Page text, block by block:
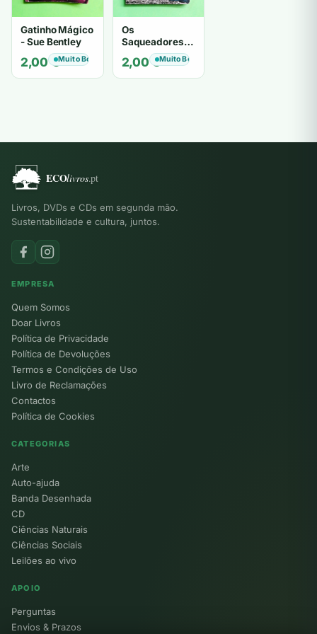
Gatinho Mágico
- Sue Bentley
2,00€Muito Bom
Os
Saqueadores -
Iain Lawrence
2,00€Muito Bom
Livros, DVDs e CDs em segunda mão.
Sustentabilidade e cultura, juntos.
EMPRESA
Quem Somos
Doar Livros
Política de Privacidade
Política de Devoluções
Termos e Condições de Uso
Livro de Reclamações
Contactos
Política de Cookies
CATEGORIAS
Arte
Auto-ajuda
Banda Desenhada
CD
Ciências Naturais
Ciências Sociais
Leilões ao vivo
APOIO
Perguntas
Envios & Prazos